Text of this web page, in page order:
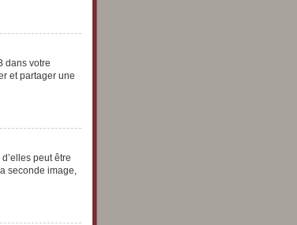
dans votre
et partager une
peut être
seconde image,